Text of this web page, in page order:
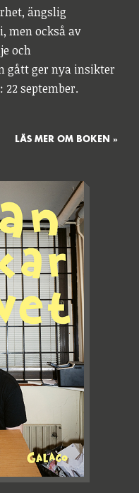
ängslig
men också av
och
gått ger nya insikter
september.
LÄS MER OM BOKEN »